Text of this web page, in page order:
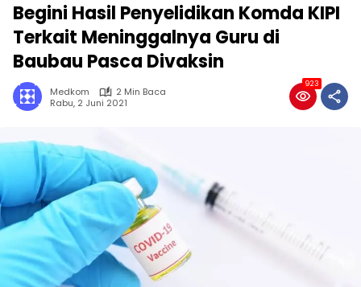
Begini Hasil Penyelidikan Komda KIPI
Terkait Meninggalnya Guru di
Baubau Pasca Divaksin
Medkom
2 Min Baca
Rabu, 2 Juni 2021
923